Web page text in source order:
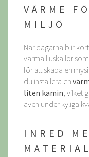
VÄRME
MILJÖ
När dagarna blir
varma ljuskällor
för att skapa en
du installera en
liten kamin, vilket
även under kyliga
INRED
MATERIAL